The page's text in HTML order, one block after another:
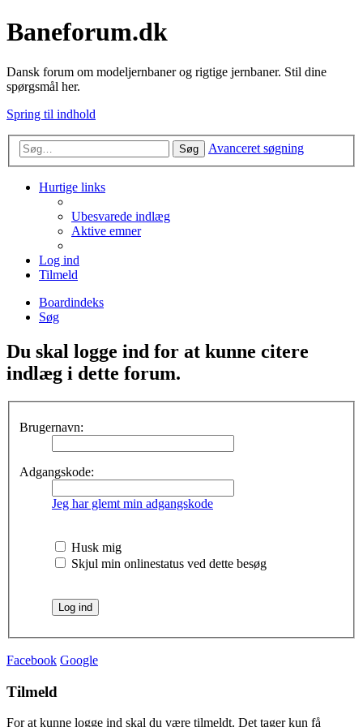
Baneforum.dk
Dansk forum om modeljernbaner og rigtige jernbaner. Stil dine
spørgsmål her.
Spring til indhold
Søg Avanceret søgning
Hurtige links
Ubesvarede indlæg
Aktive emner
Log ind
Tilmeld
Boardindeks
Søg
Du skal logge ind for at kunne citere
indlæg i dette forum.
Brugernavn:
Adgangskode:
Jeg har glemt min adgangskode
Husk mig
Skjul min onlinestatus ved dette besøg
Facebook Google
Tilmeld
For at kunne logge ind skal du være tilmeldt. Det tager kun få